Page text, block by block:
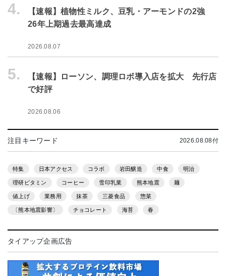
4.
【速報】植物性ミルク、豆乳・アーモンドの2強
26年上期過去最高達成
2026.08.07
5.
【速報】ローソン、調理ロボ導入店を拡大 先行店
で好評
2026.08.06
注目キーワード 2026.08.08付
特集 日本アクセス コラボ 岩田醸造 中食 明治
理研ビタミン コーヒー 雪印乳業 熊本地震 麺
値上げ 業務用 抹茶 三菱食品 惣菜
〔熊本地震影響〕 チョコレート 海苔 春
タイアップ企画広告